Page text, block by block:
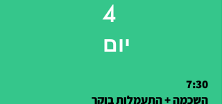
4
יום
7:30
השכמה + התעמלות בוקר